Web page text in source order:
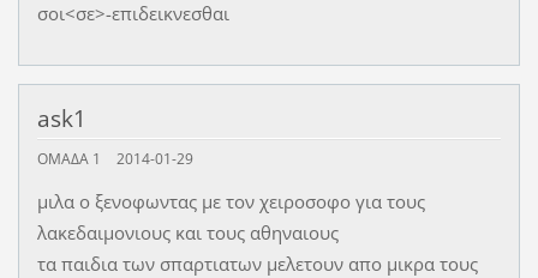
σοι<σε>-επιδεικνεσθαι
ask1
ΟΜΑΔΑ 1 2014-01-29
μιλα ο ξενοφωντας με τον χειροσοφο για τους
λακεδαιμονιους και τους αθηναιους
τα παιδια των σπαρτιατων μελετουν απο μικρα τους